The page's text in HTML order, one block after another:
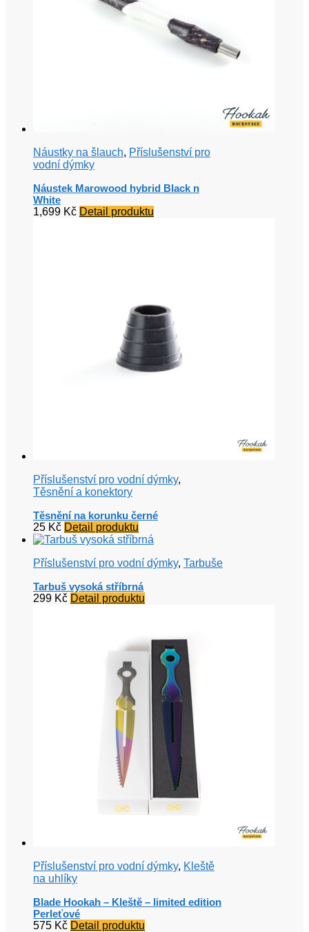
Náustky na šlauch, Příslušenství pro
vodní dýmky
Náustek Marowood hybrid Black n
White
1,699 Kč Detail produktu
Příslušenství pro vodní dýmky,
Těsnění a konektory
Těsnění na korunku černé
25 Kč Detail produktu
Příslušenství pro vodní dýmky, Tarbuše
Tarbuš vysoká stříbrná
299 Kč Detail produktu
Příslušenství pro vodní dýmky, Kleště
na uhlíky
Blade Hookah – Kleště – limited edition
Perleťové
575 Kč Detail produktu